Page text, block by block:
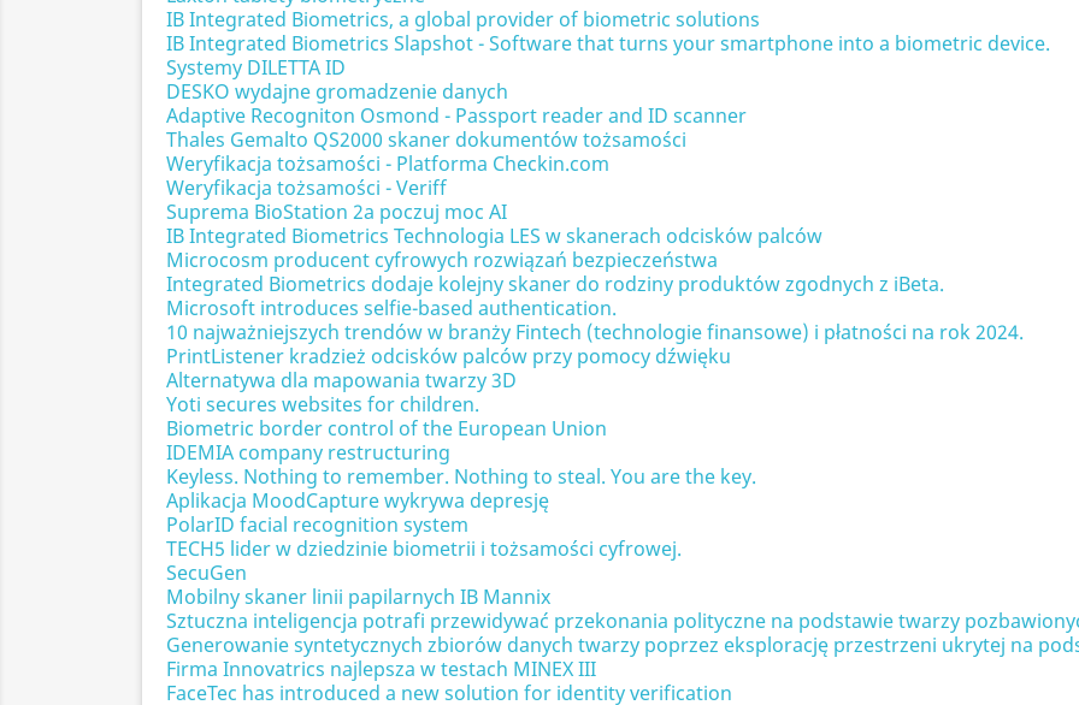
IB Integrated Biometrics, a global provider of biometric solutions
IB Integrated Biometrics Slapshot - Software that turns your smartphone into a biometric device.
Systemy DILETTA ID
DESKO wydajne gromadzenie danych
Adaptive Recogniton Osmond - Passport reader and ID scanner
Thales Gemalto QS2000 skaner dokumentów tożsamości
Weryfikacja tożsamości - Platforma Checkin.com
Weryfikacja tożsamości - Veriff
Suprema BioStation 2a poczuj moc AI
IB Integrated Biometrics Technologia LES w skanerach odcisków palców
Microcosm producent cyfrowych rozwiązań bezpieczeństwa
Integrated Biometrics dodaje kolejny skaner do rodziny produktów zgodnych z iBeta.
Microsoft introduces selfie-based authentication.
10 najważniejszych trendów w branży Fintech (technologie finansowe) i płatności na rok 2024.
PrintListener kradzież odcisków palców przy pomocy dźwięku
Alternatywa dla mapowania twarzy 3D
Yoti secures websites for children.
Biometric border control of the European Union
IDEMIA company restructuring
Keyless. Nothing to remember. Nothing to steal. You are the key.
Aplikacja MoodCapture wykrywa depresję
PolarID facial recognition system
TECH5 lider w dziedzinie biometrii i tożsamości cyfrowej.
SecuGen
Mobilny skaner linii papilarnych IB Mannix
Sztuczna inteligencja potrafi przewidywać przekonania polityczne na podstawie twarzy
Generowanie syntetycznych zbiorów danych twarzy poprzez eksplorację przestrzeni ukrytej na
Firma Innovatrics najlepsza w testach MINEX III
FaceTec has introduced a new solution for identity verification